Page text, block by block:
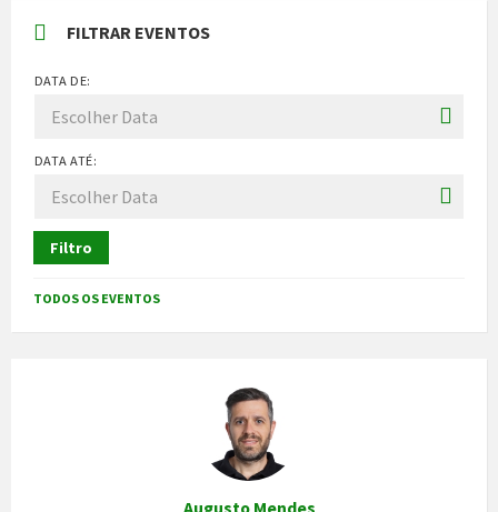
FILTRAR EVENTOS
DATA DE:
DATA ATÉ:
Filtro
TODOS OS EVENTOS